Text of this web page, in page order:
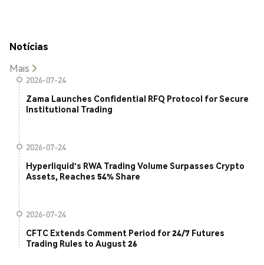
Notícias
Mais
2026-07-24
Zama Launches Confidential RFQ Protocol for Secure
Institutional Trading
2026-07-24
Hyperliquid's RWA Trading Volume Surpasses Crypto
Assets, Reaches 54% Share
2026-07-24
CFTC Extends Comment Period for 24/7 Futures
Trading Rules to August 26